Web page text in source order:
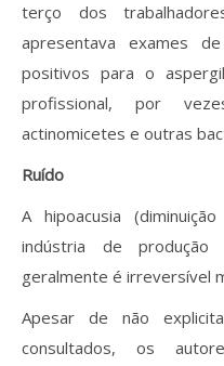
terço dos
apresentava exames
positivos para o
profissional, por
actinomicetes e outras
Ruído
A hipoacusia
indústria de produção
geralmente é irreversível
Apesar de não
consultados, os